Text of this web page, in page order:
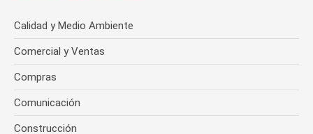
Calidad y Medio Ambiente
Comercial y Ventas
Compras
Comunicación
Construcción